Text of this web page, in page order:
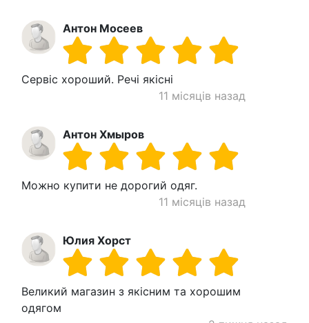
Антон Мосеев
Сервіс хороший. Речі якісні
11 місяців назад
Антон Хмыров
Можно купити не дорогий одяг.
11 місяців назад
Юлия Хорст
Великий магазин з якісним та хорошим
одягом